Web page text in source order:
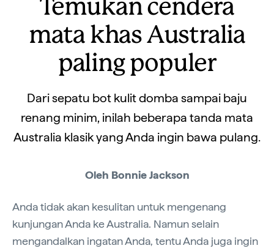
Temukan cendera
mata khas Australia
paling populer
Dari sepatu bot kulit domba sampai baju
renang minim, inilah beberapa tanda mata
Australia klasik yang Anda ingin bawa pulang.
Oleh Bonnie Jackson
Anda tidak akan kesulitan untuk mengenang
kunjungan Anda ke Australia. Namun selain
mengandalkan ingatan Anda, tentu Anda juga ingin